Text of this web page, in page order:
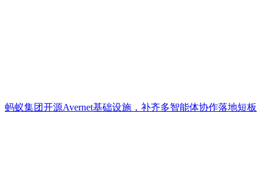
蚂蚁集团开源Avernet基础设施，补齐多智能体协作落地短板